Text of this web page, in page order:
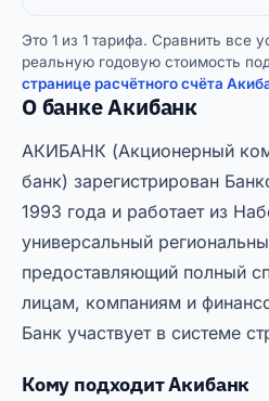
Это 1 из 1 тарифа. Сравнить все
реальную годовую стоимость
странице расчётного счёта
О банке Акибанк
АКИБАНК (Акционерный
банк) зарегистрирован
1993 года и работает из
универсальный
предоставляющий полный
лицам, компаниям и
Банк участвует в системе
Кому подходит Акибанк